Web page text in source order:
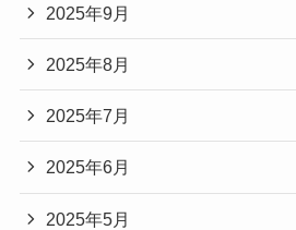
2025年9月
2025年8月
2025年7月
2025年6月
2025年5月